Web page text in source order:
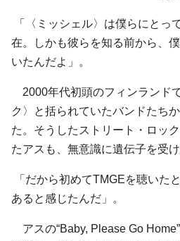
「〈ミッシェル〉は僕らにとっ
在。しかも彼らを知る前から、
いたんだよ」。
2000年代初頭のフィンランド
ク〉と括られていたバンドたち
た。そうしたストリート・ロッ
たアスも、無意識に遺伝子を受
「だから初めてTMGEを聴いた
あると感じたんだ」。
アスの“Baby, Please Go